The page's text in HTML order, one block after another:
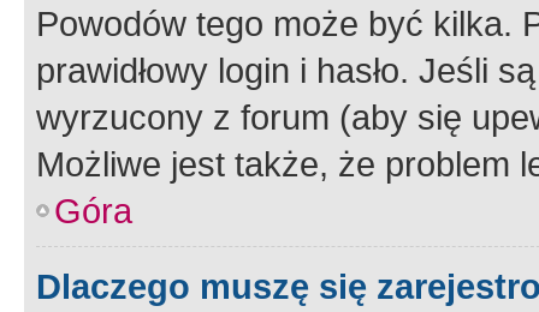
Powodów tego może być kilka.
prawidłowy login i hasło. Jeśli
wyrzucony z forum (aby się
Możliwe jest także, że problem
Góra
Dlaczego muszę się